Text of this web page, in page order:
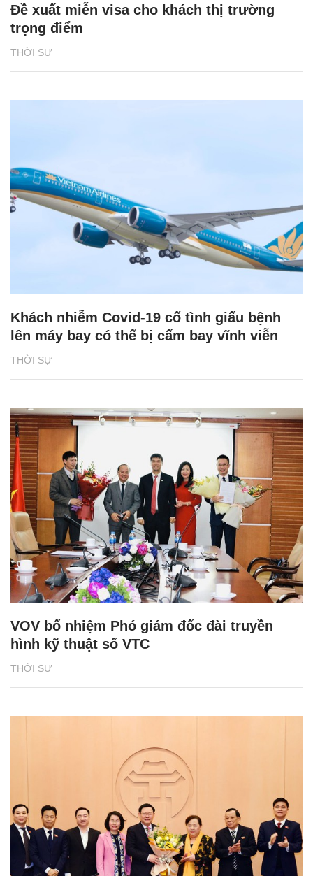
THỜI SỰ
Đề xuất miễn visa cho khách thị trường
trọng điểm
THỜI SỰ
Khách nhiễm Covid-19 cố tình giấu bệnh
lên máy bay có thể bị cấm bay vĩnh viễn
THỜI SỰ
VOV bổ nhiệm Phó giám đốc đài truyền
hình kỹ thuật số VTC